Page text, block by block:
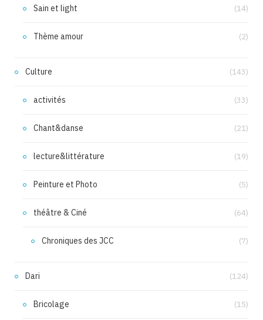
Sain et light (14)
Thème amour (2)
Culture (143)
activités (33)
Chant&danse (21)
lecture&littérature (19)
Peinture et Photo (5)
théâtre & Ciné (64)
Chroniques des JCC (7)
Dari (124)
Bricolage (15)